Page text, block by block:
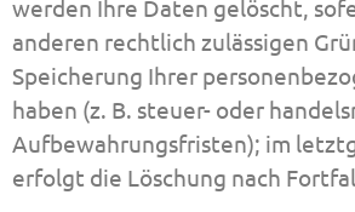
werden Ihre Daten gelöscht,
anderen rechtlich zulässigen
Speicherung Ihrer
haben (z. B. steuer- oder
Aufbewahrungsfristen); im
erfolgt die Löschung nach